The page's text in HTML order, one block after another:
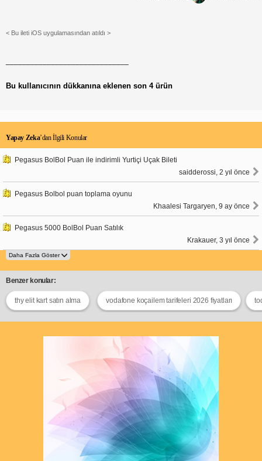
< Bu ileti iOS uygulamasından atıldı >
Bu kullanıcının dükkanına eklenen son 4 ürün
Yapay Zeka’dan İlgili Konular
Pegasus BolBol Puan ile indirimli Yurtiçi Uçak Bileti
saidderossi, 2 yıl önce
Pegasus Bolbol puan toplama oyunu
Khaalesi Targaryen, 9 ay önce
Pegasus 5000 BolBol Puan Satılık
Krakauer, 3 yıl önce
Benzer konular:
thy elit kart satın alma vodafone koçailem tarifeleri 2026 fiyatları